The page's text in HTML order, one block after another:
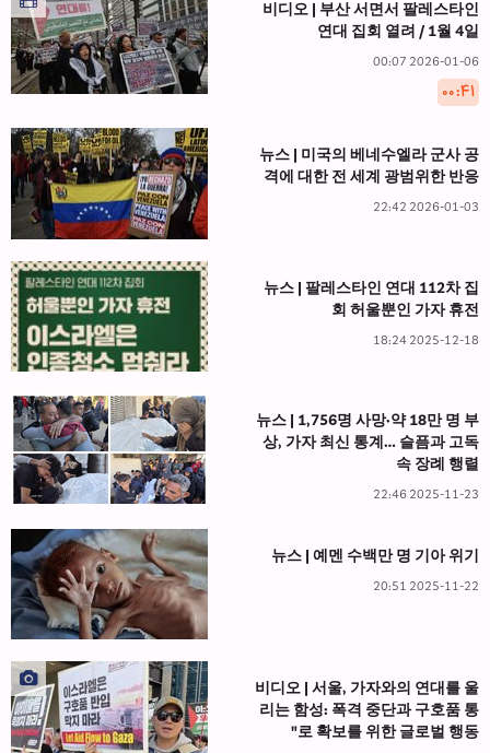
비디오 | 부산 서면서 팔레스타인
연대 집회 열려 / 1월 4일
2026-01-06 00:07
۰۰:۴۱
뉴스 | 미국의 베네수엘라 군사 공
격에 대한 전 세계 광범위한 반응
2026-01-03 22:42
뉴스 | 팔레스타인 연대 112차 집
회 허울뿐인 가자 휴전
2025-12-18 18:24
뉴스 | 1,756명 사망·약 18만 명 부
상, 가자 최신 통계… 슬픔과 고독
속 장례 행렬
2025-11-23 22:46
뉴스 | 예멘 수백만 명 기아 위기
2025-11-22 20:51
비디오 | 서울, 가자와의 연대를 울
리는 함성: 폭격 중단과 구호품 통
로 확보를 위한 글로벌 행동"